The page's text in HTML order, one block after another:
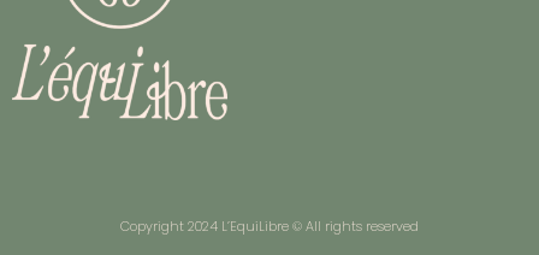
Copyright 2024 L’EquiLibre © All rights reserved